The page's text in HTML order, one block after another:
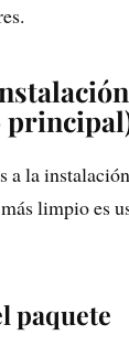
a la
limpio es
paquete